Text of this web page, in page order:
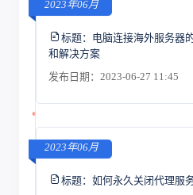
2023年06月
标题： 电脑连接海外服务器
和解决方案
发布日期：2023-06-27 11:45
2023年06月
标题： 如何永久关闭代理服务